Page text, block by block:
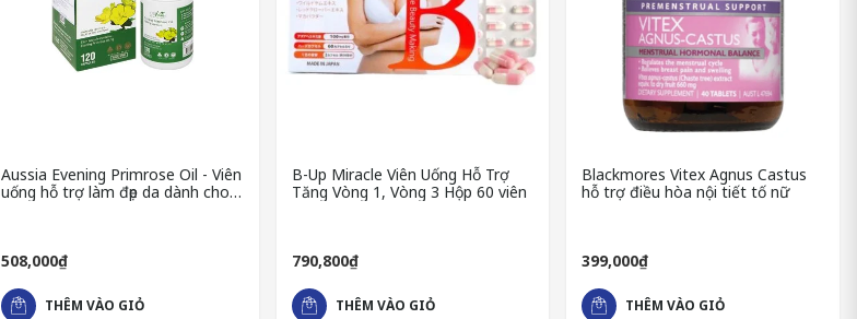
Aussia Evening Primrose Oil - Viên
uống hỗ trợ làm đẹp da dành cho
508,000₫
THÊM VÀO GIỎ
B-Up Miracle Viên Uống Hỗ Trợ
Tăng Vòng 1, Vòng 3 Hộp 60 viên
790,800₫
THÊM VÀO GIỎ
Blackmores Vitex Agnus Castus
hỗ trợ điều hòa nội tiết tố nữ
399,000₫
THÊM VÀO GIỎ